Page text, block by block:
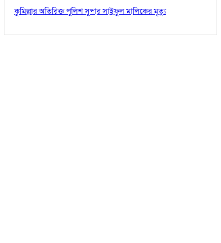
কুমিল্লার অতিরিক্ত পুলিশ সুপার সাইফুল মালিকের মৃত্যু